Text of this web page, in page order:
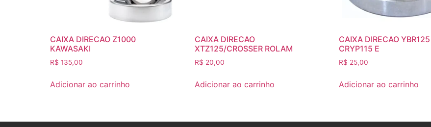
CAIXA DIRECAO Z1000
KAWASAKI
R$ 135,00
Adicionar ao carrinho
CAIXA DIRECAO
XTZ125/CROSSER ROLAM
R$ 20,00
Adicionar ao carrinho
CAIXA DIRECAO
CRYP115 E
R$ 25,00
Adicionar ao carrinho